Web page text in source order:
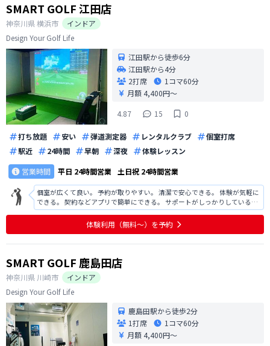
SMART GOLF 江田店
神奈川県横浜市
インドア
Design Your Golf Life
江田駅から徒歩6分
江田駅から4分
2打席
1コマ60分
月額 4,400円〜
4.87
15 0
打ち放題 安い 弾道測定器 レンタルクラブ
個室打席
駅近
24時間 早朝 深夜
体験レッスン
営業時間
平日 24時間営業 土日祝 24時間営業
個室が広くて良い。 予約が取りやすい。 清潔で安心できる。 体験が気軽に
できる。 契約などアプリで簡単にできる。 サポートがしっかりしている。
ボール集めが手動で大変。 ティーの差し替えが大変。
体験利用（無料〜）を予約
SMART GOLF 鹿島田店
神奈川県 川崎市
インドア
Design Your Golf Life
鹿島田駅から徒歩2分
1打席
1コマ60分
月額 4,400円〜